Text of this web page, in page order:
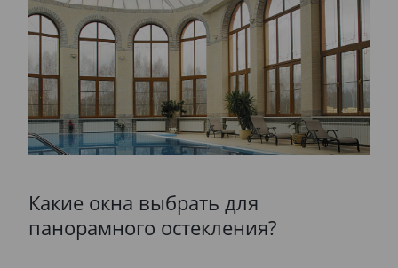
Какие окна выбрать для
панорамного остекления?